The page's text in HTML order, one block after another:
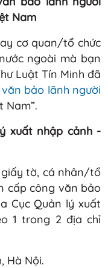
Nam
cơ quan/tổ chức
ngoài mà bạn
Luật Tín Minh đã
bảo lãnh người
Nam”.
xuất nhập cảnh -
giấy tờ, cá nhân/tổ
cấp công văn bảo
Cục Quản lý xuất
1 trong 2 địa chỉ
Hà Nội.